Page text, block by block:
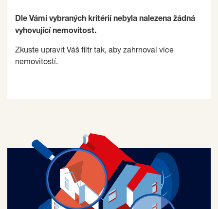
Dle Vámi vybraných kritérií nebyla nalezena žádná
vyhovující nemovitost.
Zkuste upravit Váš filtr tak, aby zahrnoval více
nemovitostí.